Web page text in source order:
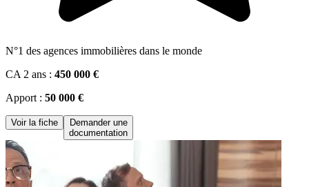
N°1 des agences immobilières dans le monde
CA 2 ans : 450 000 €
Apport : 50 000 €
Voir la fiche
Demander une
documentation